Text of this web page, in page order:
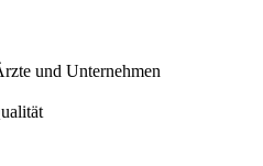
und Unternehmen